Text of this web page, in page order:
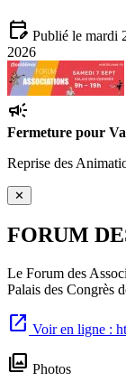
edit_calendar Publié le mardi
2026
campaign
Fermeture pour
Reprise des
✕
FORUM
Le Forum des
Palais des Congrès
open_in_new Voir en ligne :
photo_library Photos